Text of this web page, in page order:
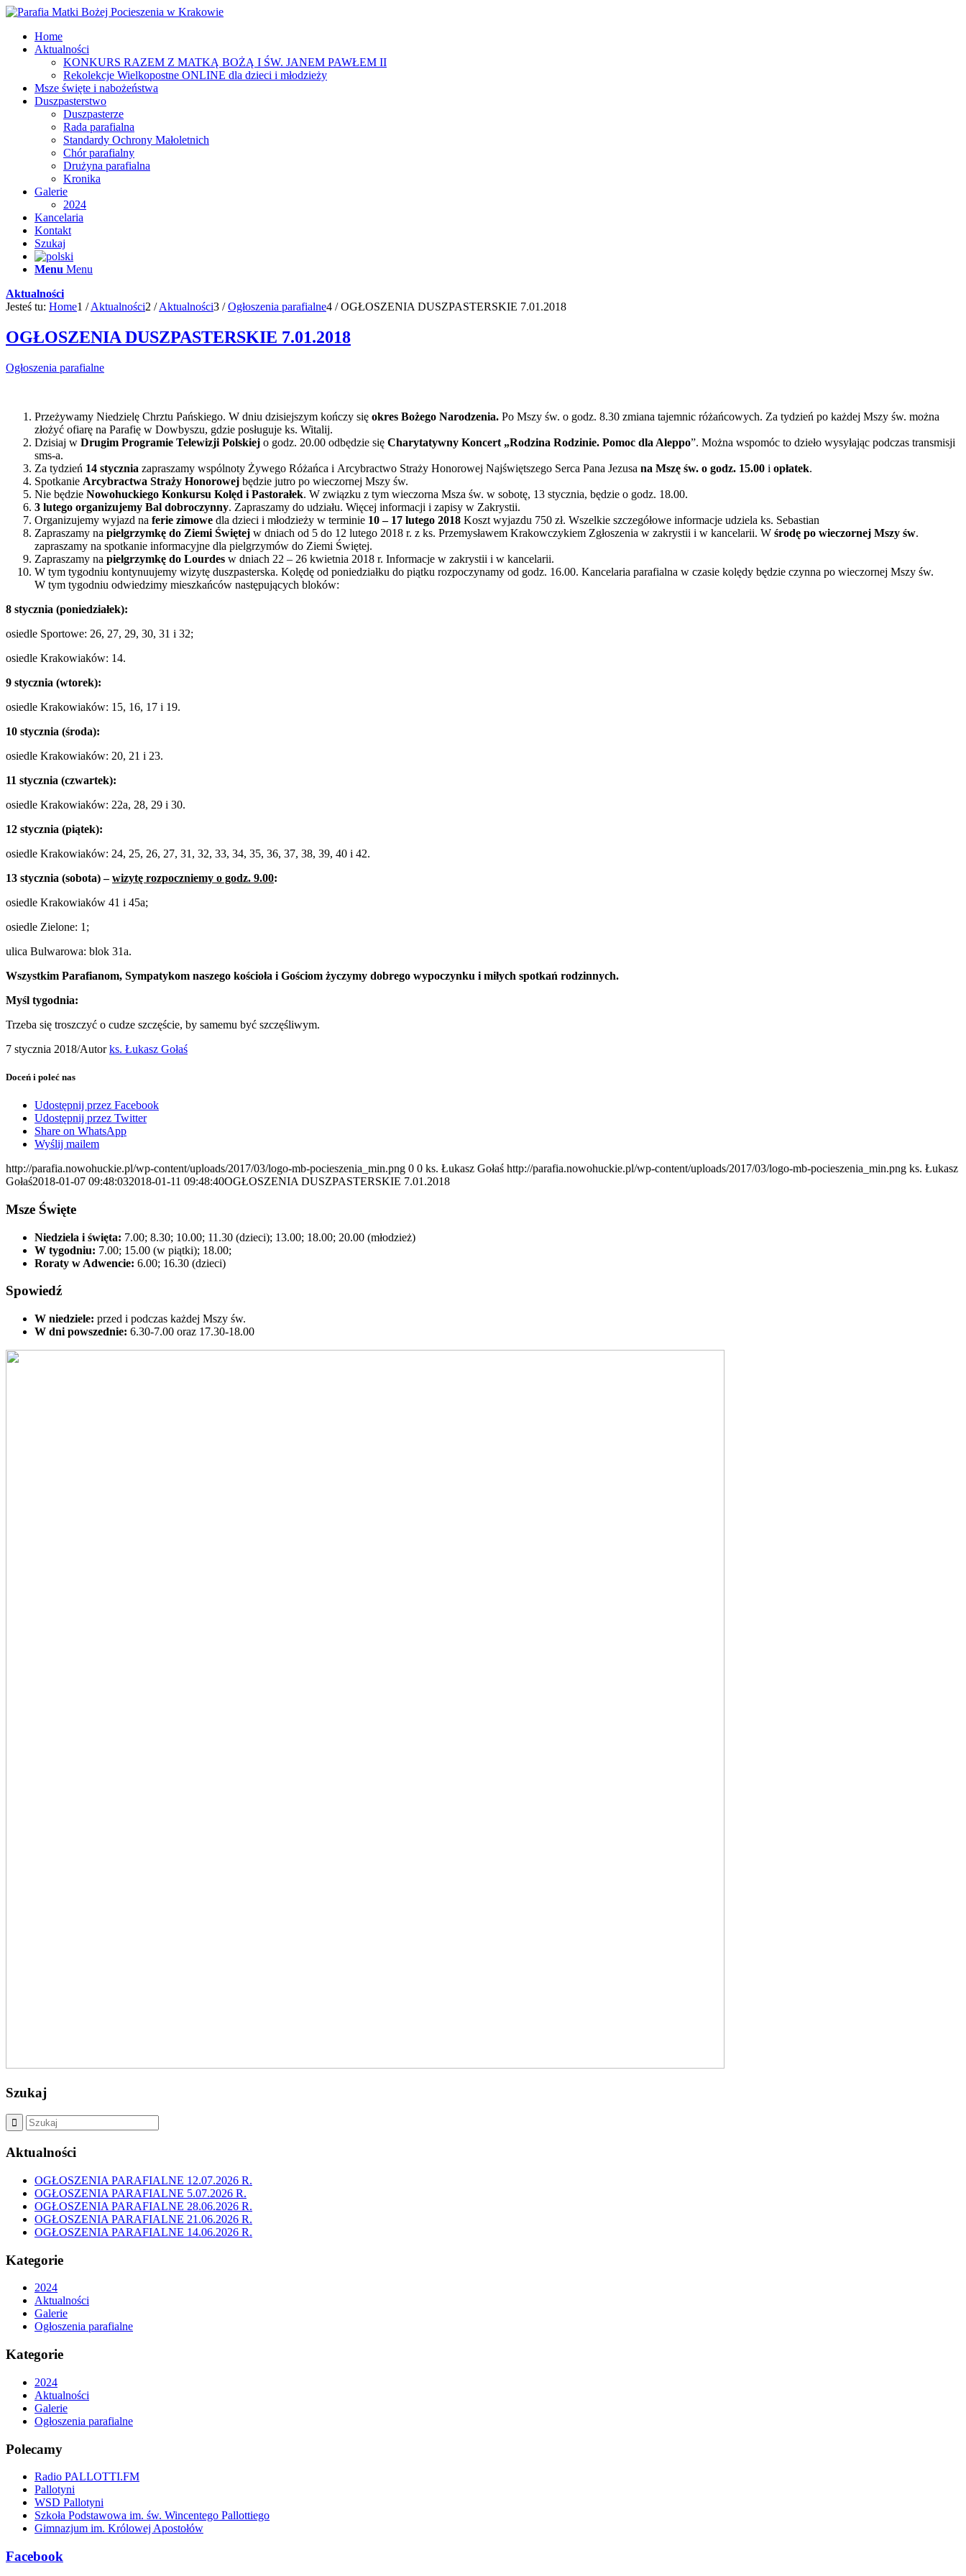
Home
Aktualności
KONKURS RAZEM Z MATKĄ BOŻĄ I ŚW. JANEM PAWŁEM II
Rekolekcje Wielkopostne ONLINE dla dzieci i młodzieży
Msze święte i nabożeństwa
Duszpasterstwo
Duszpasterze
Rada parafialna
Standardy Ochrony Małoletnich
Chór parafialny
Drużyna parafialna
Kronika
Galerie
2024
Kancelaria
Kontakt
Szukaj
Menu Menu
Aktualności
Jesteś tu: Home1 / Aktualności2 / Aktualności3 / Ogłoszenia parafialne4 / OGŁOSZENIA DUSZPASTERSKIE 7.01.2018
OGŁOSZENIA DUSZPASTERSKIE 7.01.2018
Ogłoszenia parafialne
Przeżywamy Niedzielę Chrztu Pańskiego. W dniu dzisiejszym kończy się okres Bożego Narodzenia. Po Mszy św. o godz. 8.30 zmiana tajemnic różańcowych. Za tydzień po każdej Mszy św. można
złożyć ofiarę na Parafię w Dowbyszu, gdzie posługuje ks. Witalij.
Dzisiaj w Drugim Programie Telewizji Polskiej o godz. 20.00 odbędzie się Charytatywny Koncert „Rodzina Rodzinie. Pomoc dla Aleppo”. Można wspomóc to dzieło wysyłając podczas transmisji
sms-a.
Za tydzień 14 stycznia zapraszamy wspólnoty Żywego Różańca i Arcybractwo Straży Honorowej Najświętszego Serca Pana Jezusa na Mszę św. o godz. 15.00 i opłatek.
Spotkanie Arcybractwa Straży Honorowej będzie jutro po wieczornej Mszy św.
Nie będzie Nowohuckiego Konkursu Kolęd i Pastorałek. W związku z tym wieczorna Msza św. w sobotę, 13 stycznia, będzie o godz. 18.00.
3 lutego organizujemy Bal dobroczynny. Zapraszamy do udziału. Więcej informacji i zapisy w Zakrystii.
Organizujemy wyjazd na ferie zimowe dla dzieci i młodzieży w terminie 10 – 17 lutego 2018 Koszt wyjazdu 750 zł. Wszelkie szczegółowe informacje udziela ks. Sebastian
Zapraszamy na pielgrzymkę do Ziemi Świętej w dniach od 5 do 12 lutego 2018 r. z ks. Przemysławem Krakowczykiem Zgłoszenia w zakrystii i w kancelarii. W środę po wieczornej Mszy św.
zapraszamy na spotkanie informacyjne dla pielgrzymów do Ziemi Świętej.
Zapraszamy na pielgrzymkę do Lourdes w dniach 22 – 26 kwietnia 2018 r. Informacje w zakrystii i w kancelarii.
W tym tygodniu kontynuujemy wizytę duszpasterska. Kolędę od poniedziałku do piątku rozpoczynamy od godz. 16.00. Kancelaria parafialna w czasie kolędy będzie czynna po wieczornej Mszy św.
W tym tygodniu odwiedzimy mieszkańców następujących bloków:
8 stycznia (poniedziałek):
osiedle Sportowe: 26, 27, 29, 30, 31 i 32;
osiedle Krakowiaków: 14.
9 stycznia (wtorek):
osiedle Krakowiaków: 15, 16, 17 i 19.
10 stycznia (środa):
osiedle Krakowiaków: 20, 21 i 23.
11 stycznia (czwartek):
osiedle Krakowiaków: 22a, 28, 29 i 30.
12 stycznia (piątek):
osiedle Krakowiaków: 24, 25, 26, 27, 31, 32, 33, 34, 35, 36, 37, 38, 39, 40 i 42.
13 stycznia (sobota) –wizytę rozpoczniemy o godz. 9.00:
osiedle Krakowiaków 41 i 45a;
osiedle Zielone: 1;
ulica Bulwarowa: blok 31a.
Wszystkim Parafianom, Sympatykom naszego kościoła i Gościom życzymy dobrego wypoczynku i miłych spotkań rodzinnych.
Myśl tygodnia:
Trzeba się troszczyć o cudze szczęście, by samemu być szczęśliwym.
7 stycznia 2018/Autorks. Łukasz Gołaś
Doceń i poleć nas
Udostępnij przez Facebook
Udostępnij przez Twitter
Share on WhatsApp
Wyślij mailem
http://parafia.nowohuckie.pl/wp-content/uploads/2017/03/logo-mb-pocieszenia_min.png 0 0 ks. Łukasz Gołaś http://parafia.nowohuckie.pl/wp-content/uploads/2017/03/logo-mb-pocieszenia_min.png ks. Łukasz
Gołaś2018-01-07 09:48:032018-01-11 09:48:40OGŁOSZENIA DUSZPASTERSKIE 7.01.2018
Msze Święte
Niedziela i święta: 7.00; 8.30; 10.00; 11.30 (dzieci); 13.00; 18.00; 20.00 (młodzież)
W tygodniu: 7.00; 15.00 (w piątki); 18.00;
Roraty w Adwencie: 6.00; 16.30 (dzieci)
Spowiedź
W niedziele: przed i podczas każdej Mszy św.
W dni powszednie: 6.30-7.00 oraz 17.30-18.00
Szukaj
Aktualności
OGŁOSZENIA PARAFIALNE 12.07.2026 R.
OGŁOSZENIA PARAFIALNE 5.07.2026 R.
OGŁOSZENIA PARAFIALNE 28.06.2026 R.
OGŁOSZENIA PARAFIALNE 21.06.2026 R.
OGŁOSZENIA PARAFIALNE 14.06.2026 R.
Kategorie
2024
Aktualności
Galerie
Ogłoszenia parafialne
Kategorie
2024
Aktualności
Galerie
Ogłoszenia parafialne
Polecamy
Radio PALLOTTI.FM
Pallotyni
WSD Pallotyni
Szkoła Podstawowa im. św. Wincentego Pallottiego
Gimnazjum im. Królowej Apostołów
Facebook